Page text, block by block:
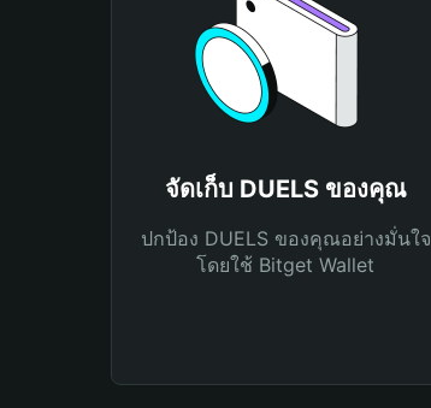
จัดเก็บ DUELS ของคุณ
ปกป้อง DUELS ของคุณอย่างมั่นใจ
โดยใช้ Bitget Wallet